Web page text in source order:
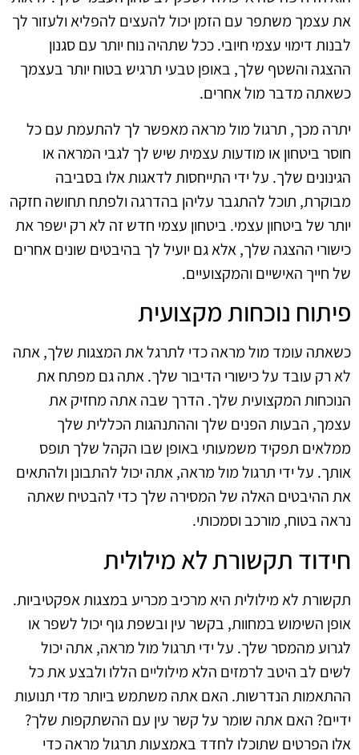
את עצמך משתפר עם הזמן יכול להעצים להפליא ולעזור לך
לבנות דימוי עצמי חיובי. ככל שתהיה נוח יותר עם סגנון
ההצגה והשטף שלך, באופן טבעי תרגיש בטוח יותר בעצמך
כשאתה מדבר מול אחרים.
יתרה מכך, תרגול מול מראה מאפשר לך להתעמת עם כל
חוסר ביטחון או מודעות עצמית שיש לך לגבי המראה או
הגינונים שלך. על ידי התייחסות לדאגות אלו בסביבה
מבוקרת, תוכל להתגבר עליהן בהדרגה ולפתח תחושה חזקה
יותר של ביטחון עצמי. ביטחון עצמי חדש זה לא רק ישפר את
כישורי ההצגה שלך, אלא גם יועיל לך בהיבטים שונים אחרים
של חייך האישיים והמקצועיים.
פיתוח נוכחות מקצועית
כשאתה עומד מול מראה כדי לתרגל את המצגות שלך, אתה
לא רק עובד על כישורי הדיבור שלך. אתה גם מפתח את
הנוכחות המקצועית שלך. הדרך שבה אתה מחזיק את
עצמך, הבעות הפנים שלך וההתנהגות הכללית שלך
ממלאים תפקיד משמעותי באופן שבו הקהל שלך תופס
אותך. על ידי תרגול מול מראה, אתה יכול להתבונן ולהתאים
את ההיבטים האלה של המסירה שלך כדי להבטיח שאתה
נראה בטוח, מורכב וסמכותי.
חידוד תקשורת לא מילולית
תקשורת לא מילולית היא מרכיב מכריע במצגות אפקטיביות.
אופן השימוש במחוות, בקשר עין ובשפת גוף יכול לשפר או
לגרוע מהמסר שלך. על ידי תרגול מול מראה, אתה יכול
לשים לב היטב לרמזים הלא מילוליים הללו ולבצע את כל
ההתאמות הנדרשות. האם אתה משתמש ביותר מדי תנועות
ידיים? האם אתה שומר על קשר עין עם ההשתקפות שלך?
אלו הפרטים שתוכלו לחדד באמצעות תרגול מראה כדי